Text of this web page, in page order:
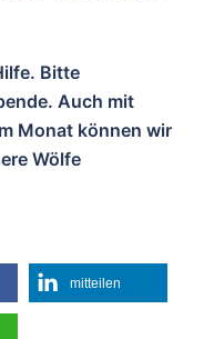
Bitte
Auch mit
Monat können wir
Wölfe
mitteilen